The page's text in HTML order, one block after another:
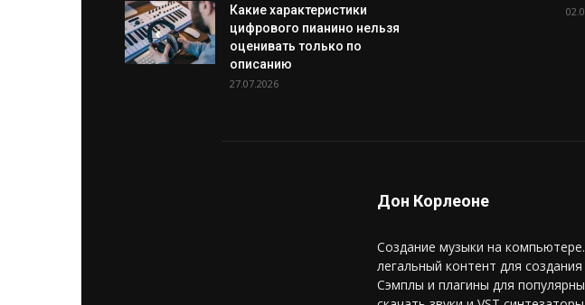
Какие характеристики
цифрового пианино нельзя
оценивать только по
описанию
27.07.2026
Дон Корлеоне
Создание музыки на
легальный контент для
Сэмплы и плагины для